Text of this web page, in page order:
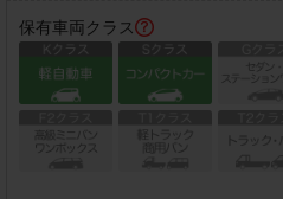
保有車両クラス